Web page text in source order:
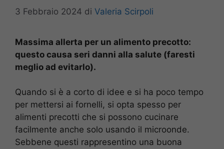
3 Febbraio 2024 di Valeria Scirpoli
Massima allerta per un alimento precotto:
questo causa seri danni alla salute (faresti
meglio ad evitarlo).
Quando si è a corto di idee e si ha poco tempo
per mettersi ai fornelli, si opta spesso per
alimenti precotti che si possono cucinare
facilmente anche solo usando il microonde.
Sebbene questi rappresentino una buona